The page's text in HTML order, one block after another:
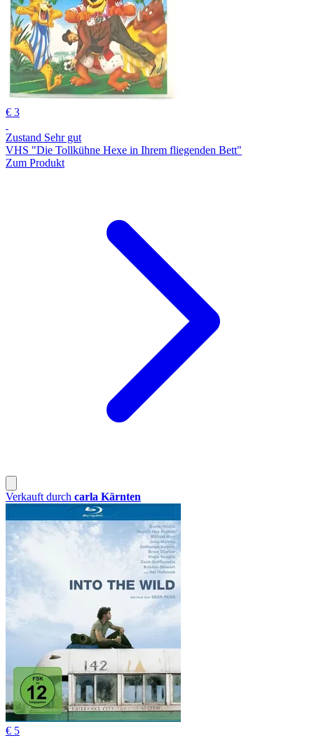
€ 3
Zustand Sehr gut
VHS "Die Tollkühne Hexe in Ihrem fliegenden Bett"
Zum Produkt
Verkauft durch carla Kärnten
€ 5